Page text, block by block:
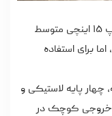
اندازه ۱۱۵×۸۰ میلی‌متر تاچ پد برای یک لپ‌تاپ ۱۵ اینچی متوسط
برای استفاده
پایه لاستیکی و
خروجی کوچک در